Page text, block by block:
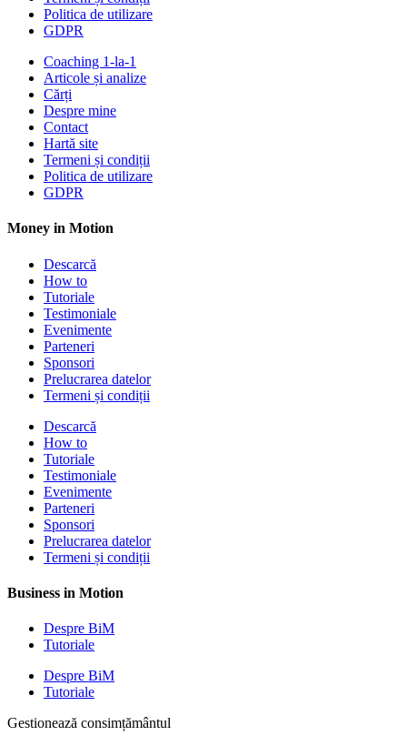
Politica de utilizare
GDPR
Coaching 1-la-1
Articole și analize
Cărți
Despre mine
Contact
Hartă site
Termeni și condiții
Politica de utilizare
GDPR
Money in Motion
Descarcă
How to
Tutoriale
Testimoniale
Evenimente
Parteneri
Sponsori
Prelucrarea datelor
Termeni și condiții
Descarcă
How to
Tutoriale
Testimoniale
Evenimente
Parteneri
Sponsori
Prelucrarea datelor
Termeni și condiții
Business in Motion
Despre BiM
Tutoriale
Despre BiM
Tutoriale
Gestionează consimțământul